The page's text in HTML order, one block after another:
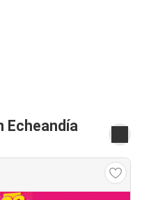
Echeandía